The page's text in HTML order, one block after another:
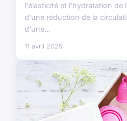
l'élasticité et l'hydratation de
d'une réduction de la
d'une...
11 avril 2025